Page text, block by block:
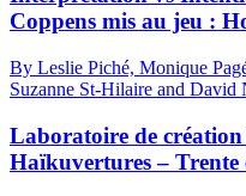
Coppens mis au jeu :
By Leslie Piché, Monique
Suzanne St-Hilaire and David
Laboratoire de
Haïkuvertures –